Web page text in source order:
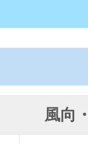
風向